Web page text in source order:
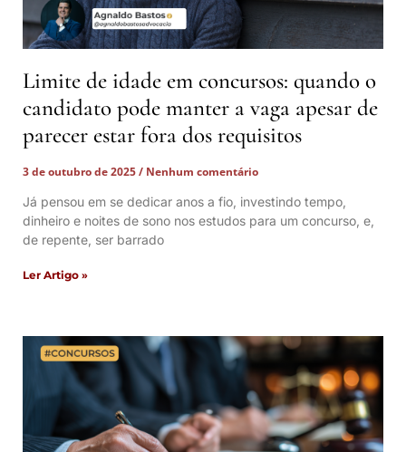
Limite de idade em concursos: quando o
candidato pode manter a vaga apesar de
parecer estar fora dos requisitos
3 de outubro de 2025
Nenhum comentário
Já pensou em se dedicar anos a fio, investindo tempo,
dinheiro e noites de sono nos estudos para um concurso, e,
de repente, ser barrado
Ler Artigo »